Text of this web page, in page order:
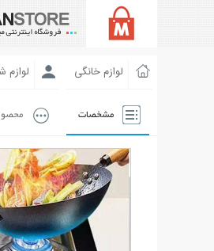
لوازم خانگی
مشخصات